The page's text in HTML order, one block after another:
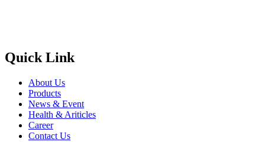
Quick Link
About Us
Products
News & Event
Health & Ariticles
Career
Contact Us